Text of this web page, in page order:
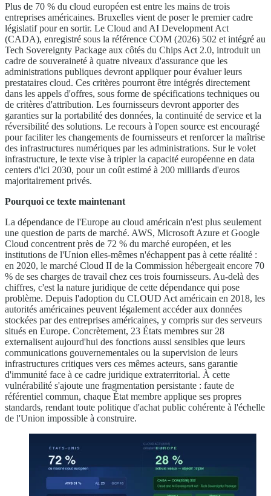
Plus de 70 % du cloud européen est entre les mains de trois
entreprises américaines. Bruxelles vient de poser le premier cadre
législatif pour en sortir. Le Cloud and AI Development Act
(CADA), enregistré sous la référence COM (2026) 502 et intégré au
Tech Sovereignty Package aux côtés du Chips Act 2.0, introduit un
cadre de souveraineté à quatre niveaux d'assurance que les
administrations publiques devront appliquer pour évaluer leurs
prestataires cloud. Ces critères pourront être intégrés directement
dans les appels d'offres, sous forme de spécifications techniques ou
de critères d'attribution. Les fournisseurs devront apporter des
garanties sur la portabilité des données, la continuité de service et la
réversibilité des solutions. Le recours à l'open source est encouragé
pour faciliter les changements de fournisseurs et renforcer la maîtrise
des infrastructures numériques par les administrations. Sur le volet
infrastructure, le texte vise à tripler la capacité européenne en data
centers d'ici 2030, pour un coût estimé à 200 milliards d'euros
majoritairement privés.
Pourquoi ce texte maintenant
La dépendance de l'Europe au cloud américain n'est plus seulement
une question de parts de marché. AWS, Microsoft Azure et Google
Cloud concentrent près de 72 % du marché européen, et les
institutions de l'Union elles-mêmes n'échappent pas à cette réalité :
en 2020, le marché Cloud II de la Commission hébergeait encore 70
% de ses charges de travail chez ces trois fournisseurs. Au-delà des
chiffres, c'est la nature juridique de cette dépendance qui pose
problème. Depuis l'adoption du CLOUD Act américain en 2018, les
autorités américaines peuvent légalement accéder aux données
stockées par des entreprises américaines, y compris sur des serveurs
situés en Europe. Concrètement, 23 États membres sur 28
externalisent aujourd'hui des fonctions aussi sensibles que leurs
communications gouvernementales ou la supervision de leurs
infrastructures critiques vers ces mêmes acteurs, sans garantie
d'immunité face à ce cadre juridique extraterritorial. À cette
vulnérabilité s'ajoute une fragmentation persistante : faute de
référentiel commun, chaque État membre applique ses propres
standards, rendant toute politique d'achat public cohérente à l'échelle
de l'Union impossible à construire.